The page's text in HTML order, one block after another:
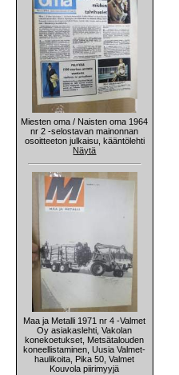
Miesten oma / Naisten oma 1964
nr 2 -selostavan mainonnan
osoitteeton julkaisu, kääntölehti
Näytä
Maa ja Metalli 1971 nr 4 -Valmet
Oy asiakaslehti, Vakolan
konekoetukset, Metsätalouden
koneellistaminen, Uusia Valmet-
haulikoita, Pika 50, Valmet
Kouvola piirimyyjä